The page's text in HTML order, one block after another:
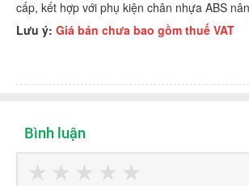
cấp, kết hợp với phụ kiện chân nhựa ABS
Lưu ý: Giá bán chưa bao gồm thuế VAT
Bình luận
★
★
★
★
★